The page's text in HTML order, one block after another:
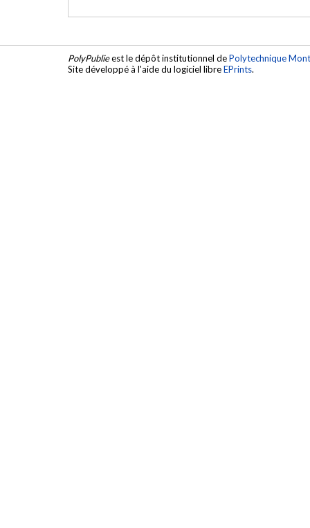
PolyPublieest le dépôt institutionnel dePolytechnique
Site développé à l'aide du logiciel libreEPrints.